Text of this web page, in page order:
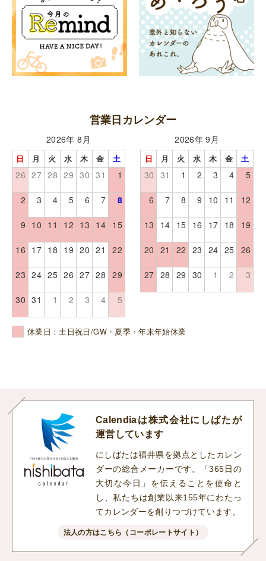
営業日カレンダー
2026年 8月
日 月 火 水 木 金 土
26 27 28 29 30 31 1
2 3 4 5 6 7 8
9 10 11 12 13 14 15
16 17 18 19 20 21 22
23 24 25 26 27 28 29
30 31 1 2 3 4 5
2026年 9月
日 月 火 水 木 金 土
30 31 1 2 3 4 5
6 7 8 9 10 11 12
13 14 15 16 17 18 19
20 21 22 23 24 25 26
27 28 29 30 1 2 3
休業日：土日祝日/GW・夏季・年末年始休業
Calendiaは株式会社にしばたが
運営しています
にしばたは福井県を拠点としたカレン
ダーの総合メーカーです。「365日の
大切な今日」を伝えることを使命と
し、私たちは創業以来155年にわたっ
てカレンダーを創りつづけています。
法人の方はこちら（コーポレートサイト）